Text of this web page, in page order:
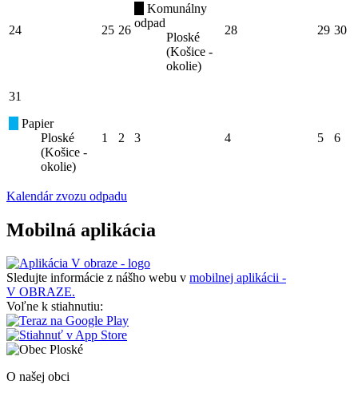
24 25 26
Komunálny
odpad
Ploské
(Košice -
okolie)
28 29 30
31
Papier
Ploské
(Košice -
okolie)
1 2 3 4 5 6
Kalendár zvozu odpadu
Mobilná aplikácia
Sledujte informácie z nášho webu v mobilnej aplikácii -
V OBRAZE.
Voľne k stiahnutiu:
O našej obci